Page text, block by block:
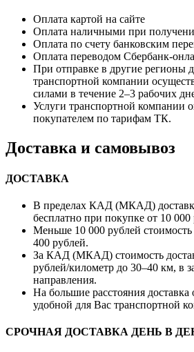
Оплата картой на сайте
Оплата наличными при
Оплата по счету банковским
Оплата переводом Сбербанк-
При отправке в другие регионы
транспортной компании
силами в течение 2–3 рабочих
Услуги транспортной компании
покупателем по тарифам ТК.
Доставка и самовывоз
ДОСТАВКА
В пределах КАД (МКАД)
бесплатно при покупке от 10 000
Меньше 10 000 рублей стоимость
400 рублей.
За КАД (МКАД) стоимость
рублей/километр до 30–40 км, в
направления.
На большие расстояния доставка
удобной для Вас транспортной
СРОЧНАЯ ДОСТАВКА ДЕНЬ В